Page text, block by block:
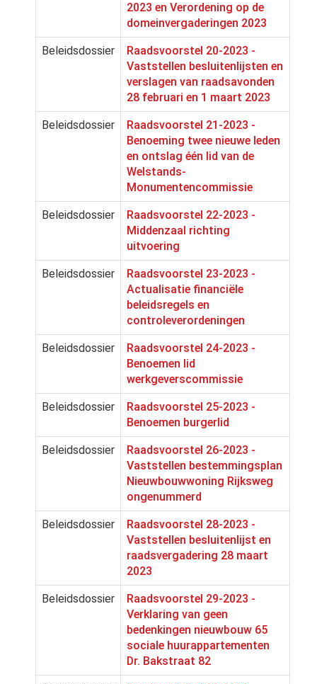
2023 en Verordening op de
domeinvergaderingen 2023
Beleidsdossier
Raadsvoorstel 20-2023 -
Vaststellen besluitenlijsten en
verslagen van raadsavonden
28 februari en 1 maart 2023
Beleidsdossier
Raadsvoorstel 21-2023 -
Benoeming twee nieuwe leden
en ontslag één lid van de
Welstands-
Monumentencommissie
Beleidsdossier
Raadsvoorstel 22-2023 -
Middenzaal richting
uitvoering
Beleidsdossier
Raadsvoorstel 23-2023 -
Actualisatie financiële
beleidsregels en
controleverordeningen
Beleidsdossier
Raadsvoorstel 24-2023 -
Benoemen lid
werkgeverscommissie
Beleidsdossier
Raadsvoorstel 25-2023 -
Benoemen burgerlid
Beleidsdossier
Raadsvoorstel 26-2023 -
Vaststellen bestemmingsplan
Nieuwbouwwoning Rijksweg
ongenummerd
Beleidsdossier
Raadsvoorstel 28-2023 -
Vaststellen besluitenlijst en
raadsvergadering 28 maart
2023
Beleidsdossier
Raadsvoorstel 29-2023 -
Verklaring van geen
bedenkingen nieuwbouw 65
sociale huurappartementen
Dr. Bakstraat 82